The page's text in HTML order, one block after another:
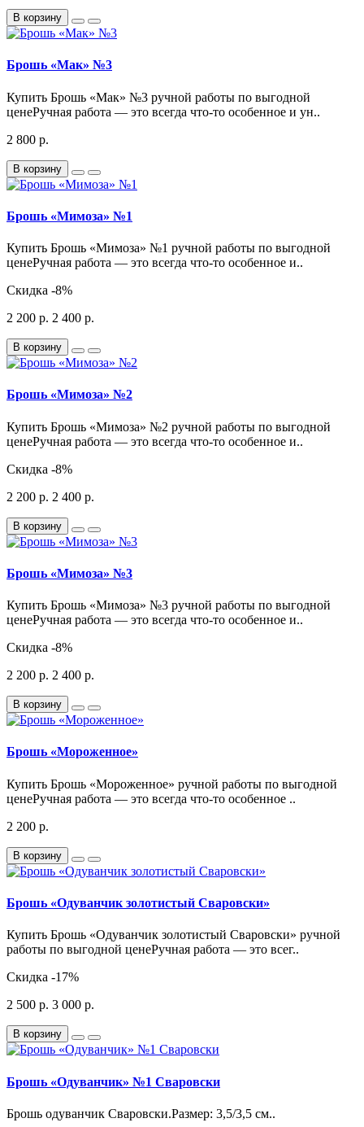
В корзину
Брошь «Мак» №3
Купить Брошь «Мак» №3 ручной работы по выгодной
ценеРучная работа — это всегда что-то особенное и ун..
2 800 р.
В корзину
Брошь «Мимоза» №1
Купить Брошь «Мимоза» №1 ручной работы по выгодной
ценеРучная работа — это всегда что-то особенное и..
Скидка -8%
2 200 р. 2 400 р.
В корзину
Брошь «Мимоза» №2
Купить Брошь «Мимоза» №2 ручной работы по выгодной
ценеРучная работа — это всегда что-то особенное и..
Скидка -8%
2 200 р. 2 400 р.
В корзину
Брошь «Мимоза» №3
Купить Брошь «Мимоза» №3 ручной работы по выгодной
ценеРучная работа — это всегда что-то особенное и..
Скидка -8%
2 200 р. 2 400 р.
В корзину
Брошь «Мороженное»
Купить Брошь «Мороженное» ручной работы по выгодной
ценеРучная работа — это всегда что-то особенное ..
2 200 р.
В корзину
Брошь «Одуванчик золотистый Сваровски»
Купить Брошь «Одуванчик золотистый Сваровски» ручной
работы по выгодной ценеРучная работа — это всег..
Скидка -17%
2 500 р. 3 000 р.
В корзину
Брошь «Одуванчик» №1 Сваровски
Брошь одуванчик Сваровски.Размер: 3,5/3,5 см..